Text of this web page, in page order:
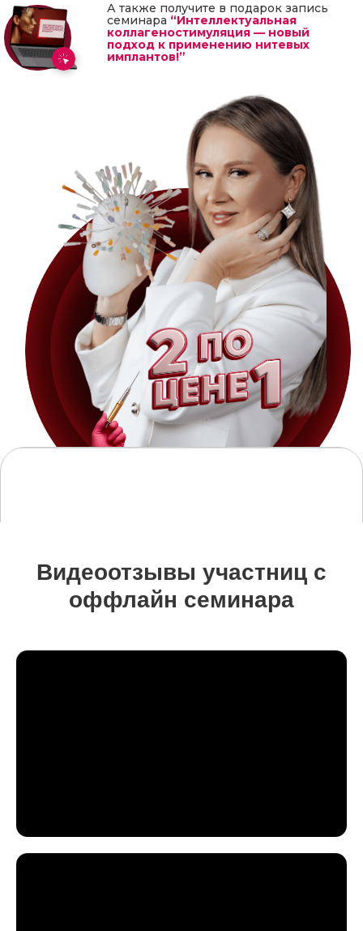
А также получите в подарок запись
семинара “Интеллектуальная
коллагеностимуляция — новый
подход к применению нитевых
имплантов!”
Видеоотзывы участниц с
оффлайн семинара